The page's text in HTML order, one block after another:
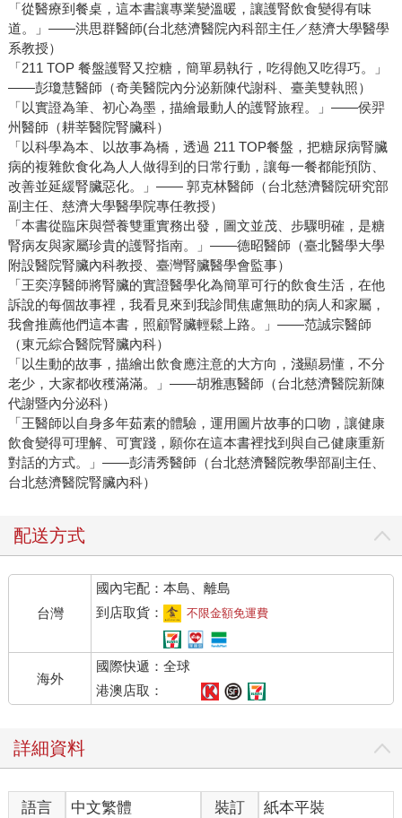
「從醫療到餐桌，這本書讓專業變溫暖，讓護腎飲食變得有味
道。」——洪思群醫師(台北慈濟醫院內科部主任／慈濟大學醫學
系教授）
「211 TOP 餐盤護腎又控糖，簡單易執行，吃得飽又吃得巧。」
——彭瓊慧醫師（奇美醫院內分泌新陳代謝科、臺美雙執照）
「以實證為筆、初心為墨，描繪最動人的護腎旅程。」——侯羿
州醫師（耕莘醫院腎臟科）
「以科學為本、以故事為橋，透過 211 TOP餐盤，把糖尿病腎臟
病的複雜飲食化為人人做得到的日常行動，讓每一餐都能預防、
改善並延緩腎臟惡化。」—— 郭克林醫師（台北慈濟醫院研究部
副主任、慈濟大學醫學院專任教授）
「本書從臨床與營養雙重實務出發，圖文並茂、步驟明確，是糖
腎病友與家屬珍貴的護腎指南。」——德昭醫師（臺北醫學大學
附設醫院腎臟內科教授、臺灣腎臟醫學會監事）
「王奕淳醫師將腎臟的實證醫學化為簡單可行的飲食生活，在他
訴說的每個故事裡，我看見來到我診間焦慮無助的病人和家屬，
我會推薦他們這本書，照顧腎臟輕鬆上路。」——范誠宗醫師
（東元綜合醫院腎臟內科）
「以生動的故事，描繪出飲食應注意的大方向，淺顯易懂，不分
老少，大家都收穫滿滿。」——胡雅惠醫師（台北慈濟醫院新陳
代謝暨內分泌科）
「王醫師以自身多年茹素的體驗，運用圖片故事的口吻，讓健康
飲食變得可理解、可實踐，願你在這本書裡找到與自己健康重新
對話的方式。」——彭清秀醫師（台北慈濟醫院教學部副主任、
台北慈濟醫院腎臟內科）
配送方式
台灣
國內宅配：本島、離島
到店取貨：
不限金額免運費
海外
國際快遞：全球
港澳店取：
詳細資料
語言 中文繁體 裝訂
紙本平裝